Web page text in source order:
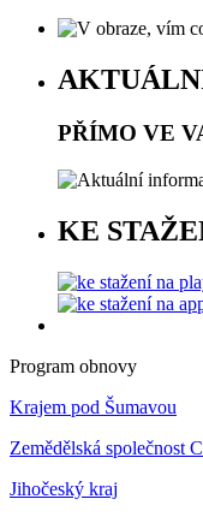
PŘÍMO VE
KE
Program obnovy
Krajem pod Šumavou
Zemědělská společnost
Jihočeský kraj